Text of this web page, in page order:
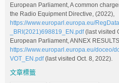
European Parliament, A common
the Radio Equipment Directive, (2022),
https://www.europarl.europa.eu/
_BRI(2021)698819_EN.pdf(last visited
European Parliament, ANNEX
https://www.europarl.europa.eu/doceo/
VOT_EN.pdf(last visited Oct. 8, 2022).
文章標籤